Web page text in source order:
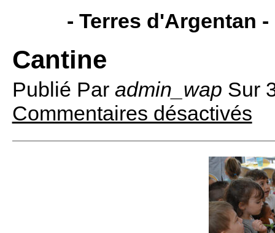
- Terres d'Argentan -
Cantine
Publié Par admin_wap Sur
Commentaires désactivés